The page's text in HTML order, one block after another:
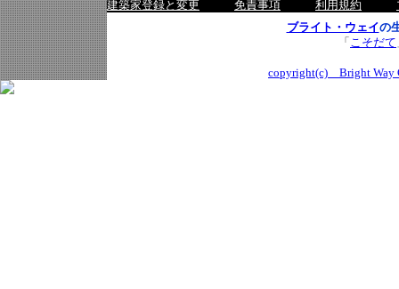
建築家登録と変更 免責事項 利用規約
ブライト・ウェイの
「 こそだて
copyright(c) Bright Way